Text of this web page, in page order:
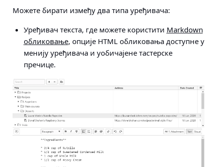
Можете бирати између два типа уређивача:
Уређивач текста, где можете користити Markdown
обликовање, опције HTML обликовања доступне у
менију уређивача и уобичајене тастерске
пречице.